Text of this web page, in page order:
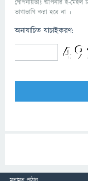
গোপনীয়তাঃ আপনার ই-মেইল
ভাগাভাগি করা হবে না ।
অনাযাচিত যাচাইকরণ: